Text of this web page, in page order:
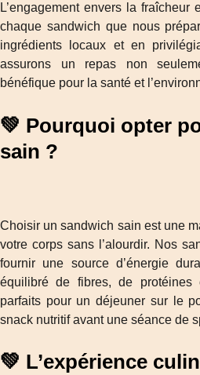
L’engagement envers la
chaque sandwich que nous
ingrédients locaux et en
assurons un repas non
bénéfique pour la santé et
💚 Pourquoi opter
sain ?
Choisir un sandwich sain est une
votre corps sans l’alourdir. Nos
fournir une source d’énergie
équilibré de fibres, de
parfaits pour un déjeuner sur le
snack nutritif avant une séance de
💚 L’expérience